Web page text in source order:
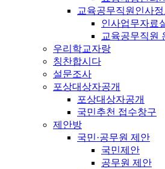
교육공무직원인사정
인사업무자료
교육공무직원
우리학교자랑
칭찬합시다
설문조사
포상대상자공개
포상대상자공개
국민추천 접수창구
제안방
국민·공무원 제안
국민제안
공무원 제안